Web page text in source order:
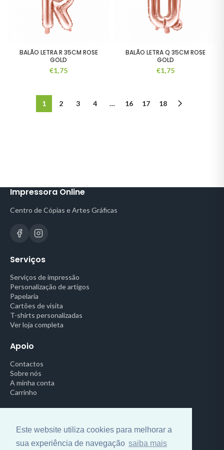
Este website utiliza cookies para melhorar a
sua experiência de navegação saiba mais
BALÃO LETRA R 35CM ROSE
GOLD
€1,75
BALÃO LETRA Q 35CM ROSE
GOLD
€1,75
1 2 3 4 … 16 17 18
Impressora Online
Centro de Cópias e Artes Gráficas
Serviços
Serviços de impressão
Personalização de artigos
Papelaria
Cartões de visita
T-shirts personalizadas
Ver loja completa
Apoio
Contactos
Sobre nós
A minha conta
Carrinho
Política de Privacidade
Termos e Condições